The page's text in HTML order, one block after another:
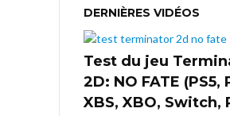
DERNIÈRES VIDÉOS
Test du jeu
2D: NO FATE (PS5,
XBS, XBO, Switch,